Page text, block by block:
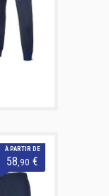
À PARTIR DE
58 ,90 €